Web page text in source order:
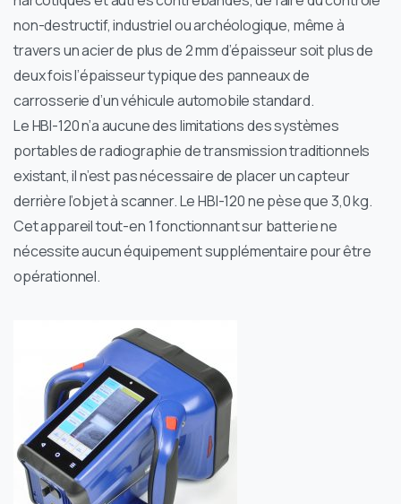
non-destructif, industriel ou archéologique, même à
travers un acier de plus de 2 mm d’épaisseur soit plus de
deux fois l’épaisseur typique des panneaux de
carrosserie d’un véhicule automobile standard.
Le HBI-120 n’a aucune des limitations des systèmes
portables de radiographie de transmission traditionnels
existant, il n’est pas nécessaire de placer un capteur
derrière l’objet à scanner. Le HBI-120 ne pèse que 3,0 kg.
Cet appareil tout-en 1 fonctionnant sur batterie ne
nécessite aucun équipement supplémentaire pour être
opérationnel.